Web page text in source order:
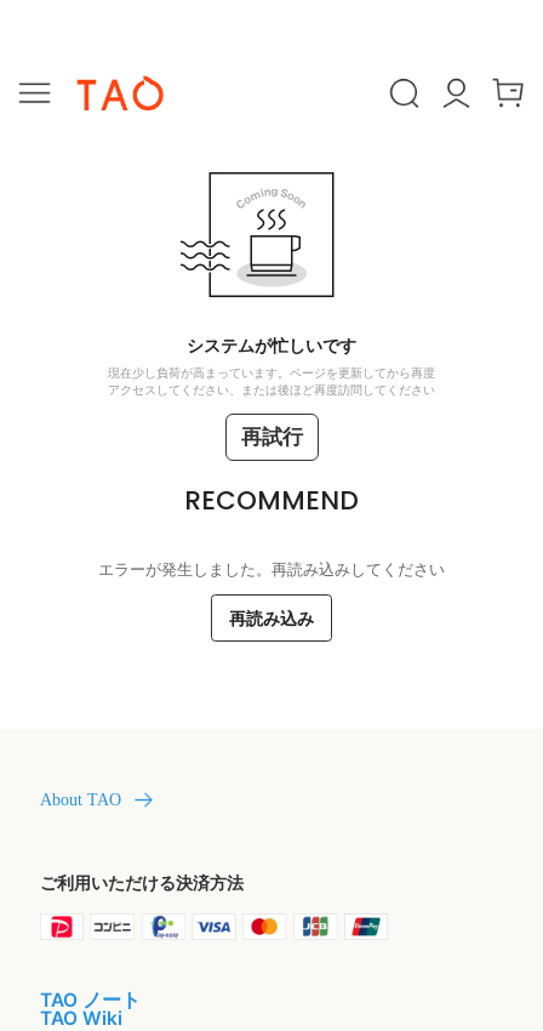
システムが忙しいです
現在少し負荷が高まっています。ページを更新してから再度
アクセスしてください、または後ほど再度訪問してください
再試行
RECOMMEND
エラーが発生しました。再読み込みしてください
再読み込み
About TAO
ご利用いただける決済方法
TAO ノート
TAO Wiki